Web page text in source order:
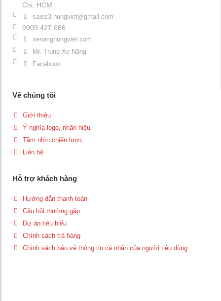
Chi, HCM
sales3.hungviet@gmail.com
0909.427.086
xenanghungviet.com
Mr. Trung Xe Nâng
Facebook
Về chúng tôi
Giới thiệu
Ý nghĩa logo, nhãn hiệu
Tầm nhìn chiến lược
Liên hệ
Hỗ trợ khách hàng
Hướng dẫn thanh toán
Câu hỏi thường gặp
Dự án tiêu biểu
Chính sách trả hàng
Chính sách bảo vệ thông tin cá nhân của người tiêu dùng